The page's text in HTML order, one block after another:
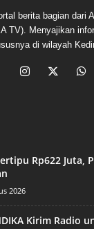
berita bagian dari
TV). Menyajikan
di wilayah
Rp622 Juta,
2026
Kirim Radio